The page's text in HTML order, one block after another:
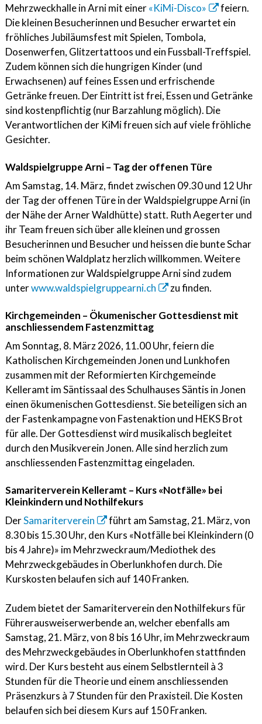
Mehrzweckhalle in Arni mit einer«KiMi-Disco»
feiern.
Die kleinen Besucherinnen und Besucher erwartet ein
fröhliches Jubiläumsfest mit Spielen, Tombola,
Dosenwerfen, Glitzertattoos und ein Fussball-Treffspiel.
Zudem können sich die hungrigen Kinder (und
Erwachsenen) auf feines Essen und erfrischende
Getränke freuen. Der Eintritt ist frei, Essen und Getränke
sind kostenpflichtig (nur Barzahlung möglich). Die
Verantwortlichen der KiMi freuen sich auf viele fröhliche
Gesichter.
Waldspielgruppe Arni – Tag der offenen Türe
Am Samstag, 14. März, findet zwischen 09.30 und 12 Uhr
der Tag der offenen Türe in der Waldspielgruppe Arni (in
der Nähe der Arner Waldhütte) statt. Ruth Aegerter und
ihr Team freuen sich über alle kleinen und grossen
Besucherinnen und Besucher und heissen die bunte Schar
beim schönen Waldplatz herzlich willkommen. Weitere
Informationen zur Waldspielgruppe Arni sind zudem
unterwww.waldspielgruppearni.ch zu finden.
Kirchgemeinden – Ökumenischer Gottesdienst mit
anschliessendem Fastenzmittag
Am Sonntag, 8. März 2026, 11.00 Uhr, feiern die
Katholischen Kirchgemeinden Jonen und Lunkhofen
zusammen mit der Reformierten Kirchgemeinde
Kelleramt im Säntissaal des Schulhauses Säntis in Jonen
einen ökumenischen Gottesdienst. Sie beteiligen sich an
der Fastenkampagne von Fastenaktion und HEKS Brot
für alle. Der Gottesdienst wird musikalisch begleitet
durch den Musikverein Jonen. Alle sind herzlich zum
anschliessenden Fastenzmittag eingeladen.
Samariterverein Kelleramt – Kurs «Notfälle» bei
Kleinkindern und Nothilfekurs
DerSamariterverein
führt am Samstag, 21. März, von
8.30 bis 15.30 Uhr, den Kurs «Notfälle bei Kleinkindern (0
bis 4 Jahre)» im Mehrzweckraum/Mediothek des
Mehrzweckgebäudes in Oberlunkhofen durch. Die
Kurskosten belaufen sich auf 140 Franken.
Zudem bietet der Samariterverein den Nothilfekurs für
Führerausweiserwerbende an, welcher ebenfalls am
Samstag, 21. März, von 8 bis 16 Uhr, im Mehrzweckraum
des Mehrzweckgebäudes in Oberlunkhofen stattfinden
wird. Der Kurs besteht aus einem Selbstlernteil à 3
Stunden für die Theorie und einem anschliessenden
Präsenzkurs à 7 Stunden für den Praxisteil. Die Kosten
belaufen sich bei diesem Kurs auf 150 Franken.